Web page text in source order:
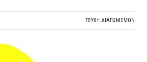
ΤΕΎΧΗ ΔΙΑΓΩΝΙΣΜΏΝ